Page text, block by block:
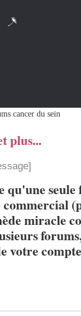
cancer du sein
plus...
seule
commercial
miracle
votre